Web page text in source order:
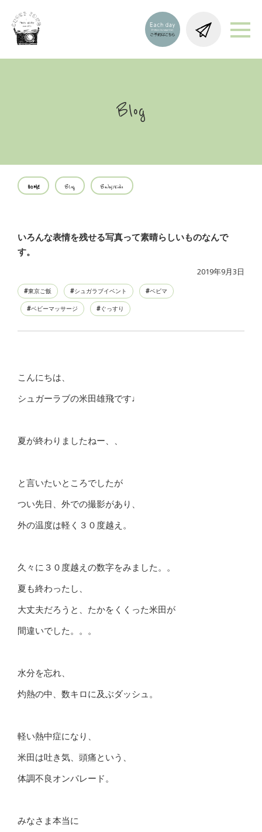
Blog
HOME Blog Baby/Kids
いろんな表情を残せる写真って素晴らしいものなんで
す。
2019年9月3日
東京ご飯 シュガラブイベント ベビマ
ベビーマッサージ ぐっすり
こんにちは、
シュガーラブの米田雄飛です♩
夏が終わりましたねー、、
と言いたいところでしたが
つい先日、外での撮影があり、
外の温度は軽く３０度越え。
久々に３０度越えの数字をみました。。
夏も終わったし、
大丈夫だろうと、たかをくくった米田が
間違いでした。。。
水分を忘れ、
灼熱の中、数キロに及ぶダッシュ。
軽い熱中症になり、
米田は吐き気、頭痛という、
体調不良オンパレード。
みなさま本当に